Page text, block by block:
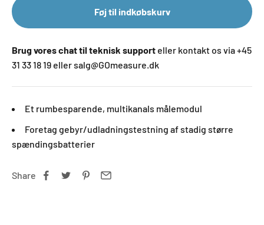
Føj til indkøbskurv
Brug vores chat til teknisk support eller kontakt os via +45
31 33 18 19 eller salg@GOmeasure.dk
Et rumbesparende, multikanals målemodul
Foretag gebyr/udladningstestning af stadig større
spændingsbatterier
Share